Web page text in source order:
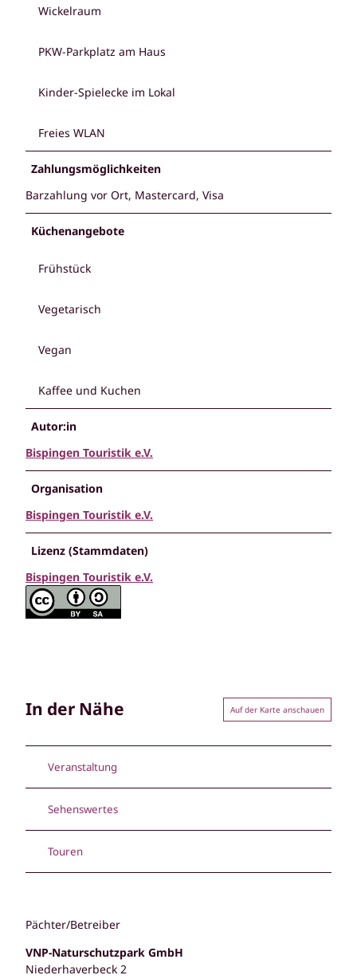
Wickelraum
PKW-Parkplatz am Haus
Kinder-Spielecke im Lokal
Freies WLAN
Zahlungsmöglichkeiten
Barzahlung vor Ort, Mastercard, Visa
Küchenangebote
Frühstück
Vegetarisch
Vegan
Kaffee und Kuchen
Autor:in
Bispingen Touristik e.V.
Organisation
Bispingen Touristik e.V.
Lizenz (Stammdaten)
Bispingen Touristik e.V.
In der Nähe Auf der Karte anschauen
Veranstaltung
Sehenswertes
Touren
Pächter/Betreiber
VNP-Naturschutzpark GmbH
Niederhaverbeck 2